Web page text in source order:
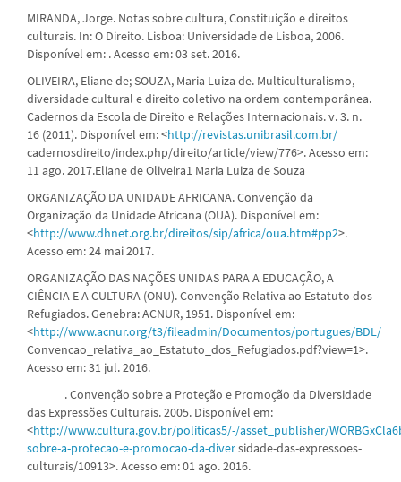
MIRANDA, Jorge. Notas sobre cultura, Constituição e direitos
culturais. In: O Direito. Lisboa: Universidade de Lisboa, 2006.
Disponível em: . Acesso em: 03 set. 2016.
OLIVEIRA, Eliane de; SOUZA, Maria Luiza de. Multiculturalismo,
diversidade cultural e direito coletivo na ordem contemporânea.
Cadernos da Escola de Direito e Relações Internacionais. v. 3. n.
16 (2011). Disponível em: <http://revistas.unibrasil.com.br/
cadernosdireito/index.php/direito/article/view/776>. Acesso em:
11 ago. 2017.Eliane de Oliveira1 Maria Luiza de Souza
ORGANIZAÇÃO DA UNIDADE AFRICANA. Convenção da
Organização da Unidade Africana (OUA). Disponível em:
<http://www.dhnet.org.br/direitos/sip/africa/oua.htm#pp2>.
Acesso em: 24 mai 2017.
ORGANIZAÇÃO DAS NAÇÕES UNIDAS PARA A EDUCAÇÃO, A
CIÊNCIA E A CULTURA (ONU). Convenção Relativa ao Estatuto dos
Refugiados. Genebra: ACNUR, 1951. Disponível em:
<http://www.acnur.org/t3/fileadmin/Documentos/portugues/BDL/
Convencao_relativa_ao_Estatuto_dos_Refugiados.pdf?view=1>.
Acesso em: 31 jul. 2016.
______. Convenção sobre a Proteção e Promoção da Diversidade
das Expressões Culturais. 2005. Disponível em:
<http://www.cultura.gov.br/politicas5/-/asset_publisher/
sobre-a-protecao-e-promocao-da-diversidade-das-expressoes-
culturais/10913>. Acesso em: 01 ago. 2016.